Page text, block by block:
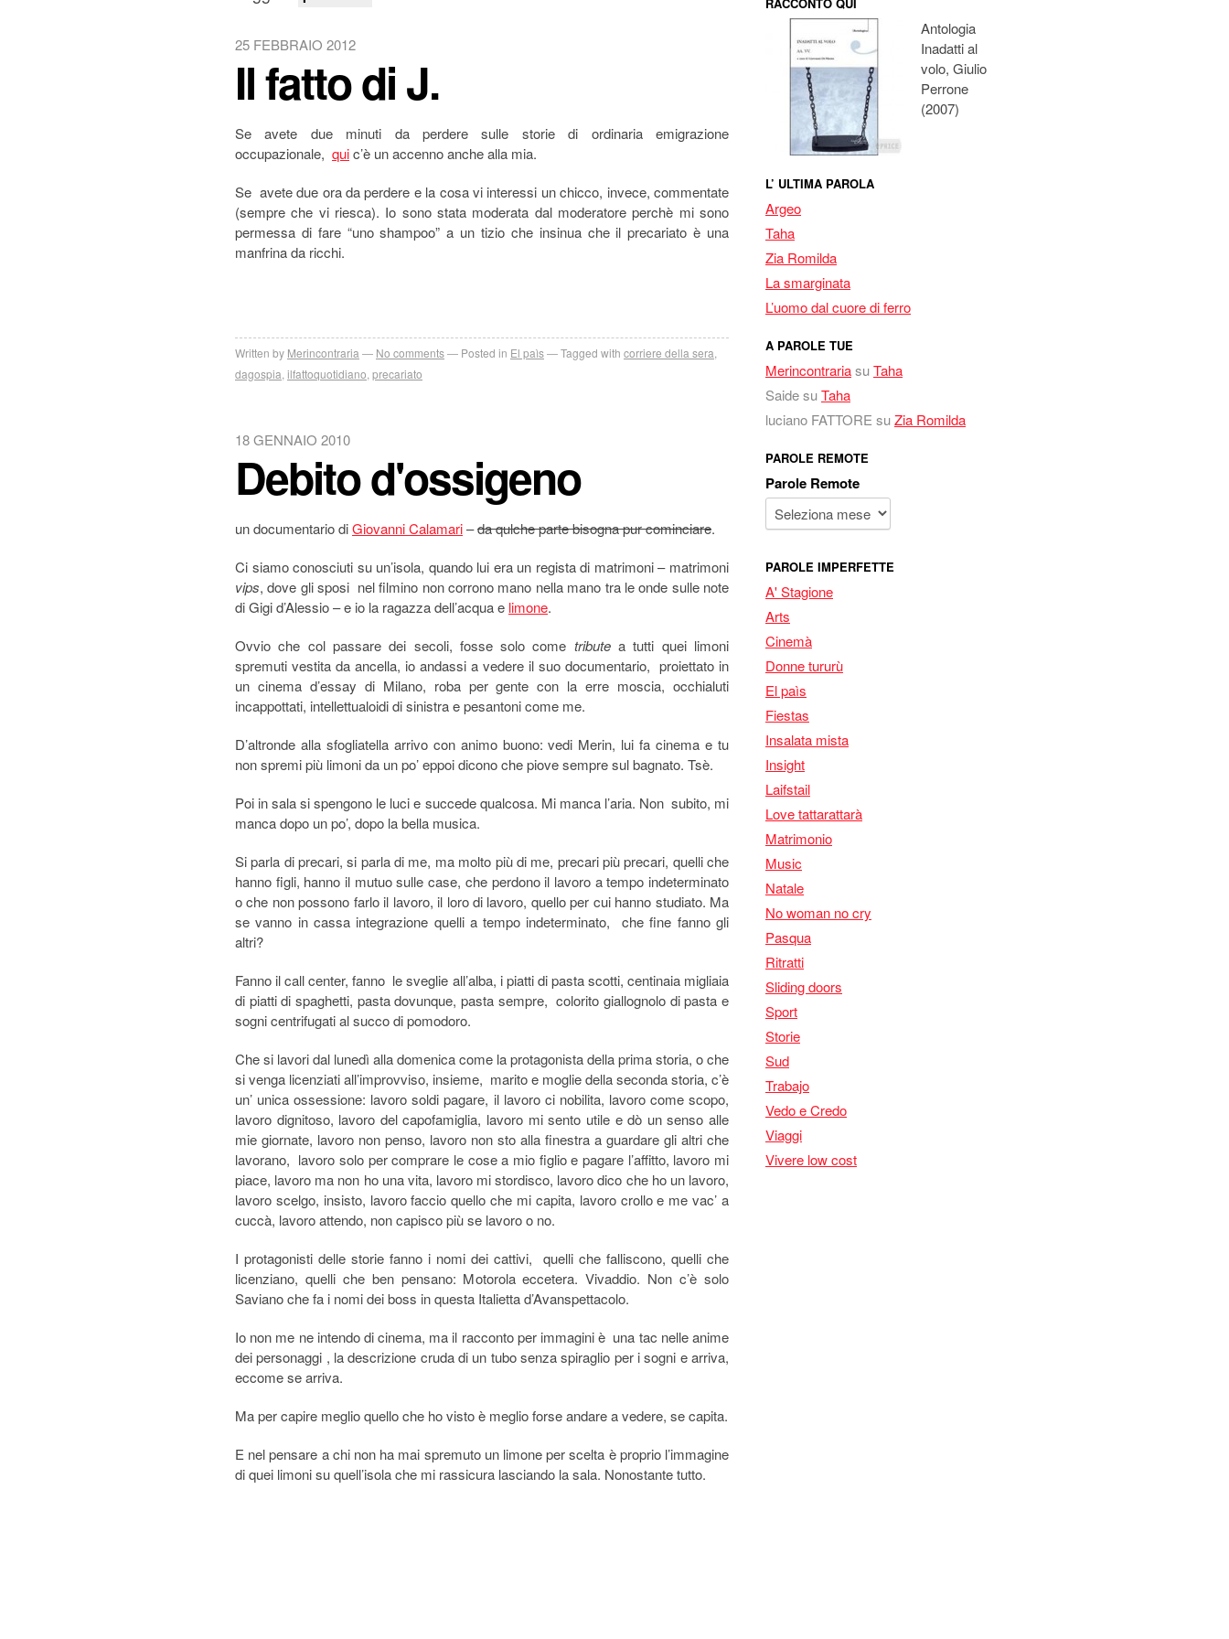
25 FEBBRAIO 2012
Il fatto di J.
Se avete due minuti da perdere sulle storie di ordinaria emigrazione
occupazionale, quic’è un accenno anche alla mia.
Se avete due ora da perdere e la cosa vi interessi un chicco, invece, commentate
(sempre che vi riesca). Io sono stata moderata dal moderatore perchè mi sono
permessa di fare “uno shampoo” a un tizio che insinua che il precariato è una
manfrina da ricchi.
Written by Merincontraria No comments Posted in El paìs Tagged with corriere della sera
dagospia ilfattoquotidiano precariato
18 GENNAIO 2010
Debito d'ossigeno
un documentario diGiovanni Calamari–da qulche parte bisogna pur cominciare.
Ci siamo conosciuti su un’isola, quando lui era un regista di matrimoni – matrimoni
vips, dove gli sposi nel filmino non corrono mano nella mano tra le onde sulle note
di Gigi d’Alessio – e io la ragazza dell’acqua e limone.
Ovvio che col passare dei secoli, fosse solo come tributea tutti quei limoni
spremuti vestita da ancella, io andassi a vedere il suo documentario, proiettato in
un cinema d’essay di Milano, roba per gente con la erre moscia, occhialuti
incappottati, intellettualoidi di sinistra e pesantoni come me.
D’altronde alla sfogliatella arrivo con animo buono: vedi Merin, lui fa cinema e tu
non spremi più limoni da un po’ eppoi dicono che piove sempre sul bagnato. Tsè.
Poi in sala si spengono le luci e succede qualcosa. Mi manca l’aria. Non subito, mi
manca dopo un po’, dopo la bella musica.
Si parla di precari, si parla di me, ma molto più di me, precari più precari, quelli che
hanno figli, hanno il mutuo sulle case, che perdono il lavoro a tempo indeterminato
o che non possono farlo il lavoro, il loro di lavoro, quello per cui hanno studiato. Ma
se vanno in cassa integrazione quelli a tempo indeterminato, che fine fanno gli
altri?
Fanno il call center, fanno le sveglie all’alba, i piatti di pasta scotti, centinaia migliaia
di piatti di spaghetti, pasta dovunque, pasta sempre, colorito giallognolo di pasta e
sogni centrifugati al succo di pomodoro.
Che si lavori dal lunedì alla domenica come la protagonista della prima storia, o che
si venga licenziati all’improvviso, insieme, marito e moglie della seconda storia, c’è
un’ unica ossessione: lavoro soldi pagare, il lavoro ci nobilita, lavoro come scopo,
lavoro dignitoso, lavoro del capofamiglia, lavoro mi sento utile e dò un senso alle
mie giornate, lavoro non penso, lavoro non sto alla finestra a guardare gli altri che
lavorano, lavoro solo per comprare le cose a mio figlio e pagare l’affitto, lavoro mi
piace, lavoro ma non ho una vita, lavoro mi stordisco, lavoro dico che ho un lavoro,
lavoro scelgo, insisto, lavoro faccio quello che mi capita, lavoro crollo e me vac’ a
cuccà, lavoro attendo, non capisco più se lavoro o no.
I protagonisti delle storie fanno i nomi dei cattivi, quelli che falliscono, quelli che
licenziano, quelli che ben pensano: Motorola eccetera. Vivaddio. Non c’è solo
Saviano che fa i nomi dei boss in questa Italietta d’Avanspettacolo.
Io non me ne intendo di cinema, ma il racconto per immagini è una tac nelle anime
dei personaggi , la descrizione cruda di un tubo senza spiraglio per i sogni e arriva,
eccome se arriva.
Ma per capire meglio quello che ho visto è meglio forse andare a vedere, se capita.
E nel pensare a chi non ha mai spremuto un limone per scelta è proprio l’immagine
di quei limoni su quell’isola che mi rassicura lasciando la sala. Nonostante tutto.
Antologia
Inadatti al
volo, Giulio
Perrone
(2007)
L’ ULTIMA PAROLA
Argeo
Taha
Zia Romilda
La smarginata
L’uomo dal cuore di ferro
A PAROLE TUE
MerincontrariasuTaha
SaidesuTaha
luciano FATTORE suZia Romilda
PAROLE REMOTE
Parole Remote
PAROLE IMPERFETTE
A' Stagione
Arts
Cinemà
Donne tururù
El paìs
Fiestas
Insalata mista
Insight
Laifstail
Love tattarattarà
Matrimonio
Music
Natale
No woman no cry
Pasqua
Ritratti
Sliding doors
Sport
Storie
Sud
Trabajo
Vedo e Credo
Viaggi
Vivere low cost